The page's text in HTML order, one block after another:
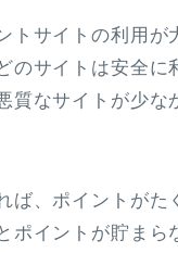
トサイトの利用が
のサイトは安全に
質なサイトが少な
ば、ポイントがた
ポイントが貯まら